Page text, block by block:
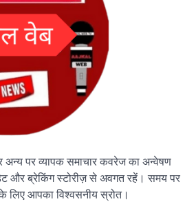
अन्य पर व्यापक समाचार कवरेज का अन्वेषण
और ब्रेकिंग स्टोरीज़ से अवगत रहें। समय पर
लिए आपका विश्वसनीय स्रोत।